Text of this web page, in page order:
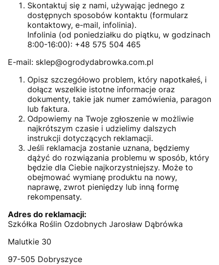
Skontaktuj się z nami, używając jednego z
dostępnych sposobów kontaktu (formularz
kontaktowy, e-mail, infolinia).
Infolinia (od poniedziałku do piątku, w godzinach
8:00-16:00): +48 575 504 465
E-mail: sklep@ogrodydabrowka.com.pl
Opisz szczegółowo problem, który napotkałeś, i
dołącz wszelkie istotne informacje oraz
dokumenty, takie jak numer zamówienia, paragon
lub faktura.
Odpowiemy na Twoje zgłoszenie w możliwie
najkrótszym czasie i udzielimy dalszych
instrukcji dotyczących reklamacji.
Jeśli reklamacja zostanie uznana, będziemy
dążyć do rozwiązania problemu w sposób, który
będzie dla Ciebie najkorzystniejszy. Może to
obejmować wymianę produktu na nowy,
naprawę, zwrot pieniędzy lub inną formę
rekompensaty.
Adres do reklamacji:
Szkółka Roślin Ozdobnych Jarosław Dąbrówka
Malutkie 30
97-505 Dobryszyce